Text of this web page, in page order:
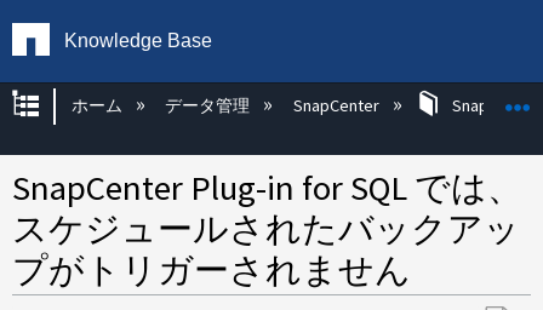
Knowledge Base
グローバル階層を展開/折りたたむ
ホーム データ管理 SnapCenter SnapCenter
SnapCenter Plug-in for SQL では、
スケジュールされたバックアッ
プがトリガーされません